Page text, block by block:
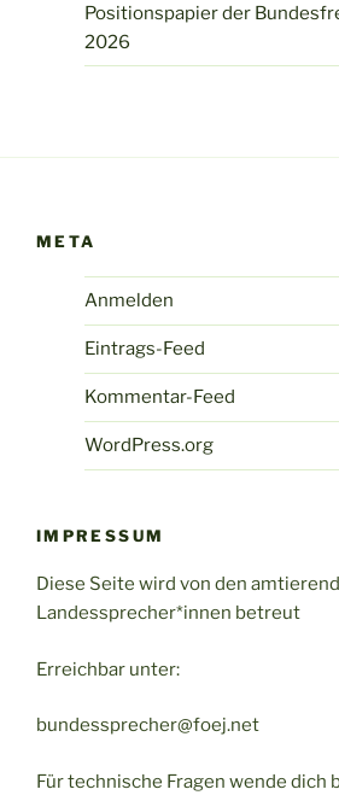
Positionspapier der
2026
META
Anmelden
Eintrags-Feed
Kommentar-Feed
WordPress.org
IMPRESSUM
Diese Seite wird von den
Landessprecher*innen betreut
Erreichbar unter:
bundessprecher@foej.net
Für technische Fragen wende dich